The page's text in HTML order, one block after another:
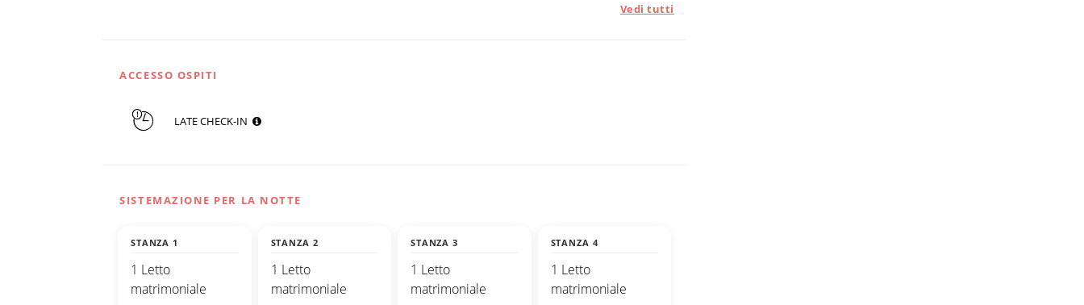
Vedi tutti
ACCESSO OSPITI
LATE CHECK-IN
SISTEMAZIONE PER LA NOTTE
STANZA 1
1 Letto
matrimoniale
STANZA 2
1 Letto
matrimoniale
STANZA 3
1 Letto
matrimoniale
STANZA 4
1 Letto
matrimoniale